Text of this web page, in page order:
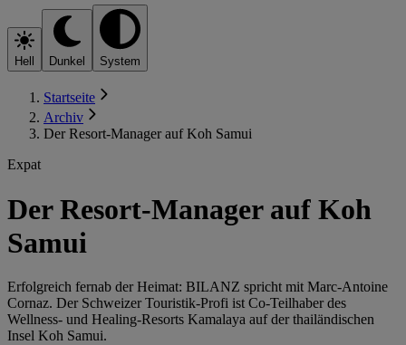
Hell Dunkel System
Startseite
Archiv
Der Resort-Manager auf Koh Samui
Expat
Der Resort-Manager auf Koh
Samui
Erfolgreich fernab der Heimat: BILANZ spricht mit Marc-Antoine
Cornaz. Der Schweizer Touristik-Profi ist Co-Teilhaber des
Wellness- und Healing-Resorts Kamalaya auf der thailändischen
Insel Koh Samui.